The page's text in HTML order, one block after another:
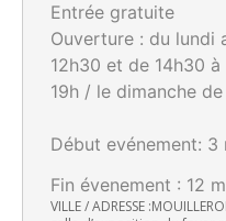
Entrée gratuite
Ouverture : du lundi
12h30 et de 14h30
19h / le dimanche de
Début evénement: 3
Fin évenement : 12
VILLE / ADRESSE